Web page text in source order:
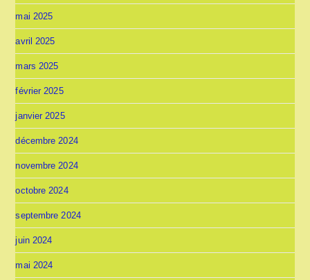
mai 2025
avril 2025
mars 2025
février 2025
janvier 2025
décembre 2024
novembre 2024
octobre 2024
septembre 2024
juin 2024
mai 2024